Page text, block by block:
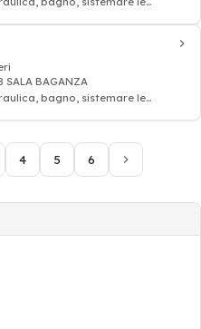
BAGANZA
bagno, sistemare le
4 5 6